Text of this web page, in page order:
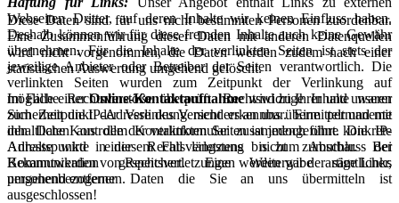
Webseiten Dritter, auf deren Inhalte wir keinen Einfluss haben.
Deshalb können wir für diese fremden Inhalte auch keine Gewähr
übernehmen. Für die Inhalte der verlinkten Seiten ist stets der
jeweilige Anbieter oder Betreiber der Seiten verantwortlich. Die
verlinkten Seiten wurden zum Zeitpunkt der Verlinkung auf
mögliche Rechtsverstöße überprüft. Rechtswidrige Inhalte waren
zum Zeitpunkt der Verlinkung nicht erkennbar. Eine permanente
inhaltliche Kontrolle der verlinkten Seiten ist jedoch ohne konkrete
Anhaltspunkte einer Rechtsverletzung nicht zumutbar. Bei
Bekanntwerden von Rechtsverletzungen werden wir derartige Links
umgehend entfernen.
Diese Daten sind für uns nicht bestimmten Personen zuordenbar.
Eine Zusammenführung dieser Daten mit anderen Datenquellen
wird nicht vorgenommen, die Daten werden zudem nach einer
statistischen Auswertung umgehend gelöscht.
Im Falle einerOnline-Kontaktaufnahmewird zu Ihrer und unserer
Sicherheit die IP-Adresse des Versenders an uns übermittelt und mit
den Daten aus dem Kontaktformular zusammengeführt. Die IP-
Adresse wird in diesem Fall längstens bis zum Abschluss der
Kommunikation gespeichert. Eine Weitergabe sämtlicher,
personenbezogener Daten die Sie an uns übermitteln ist
ausgeschlossen!